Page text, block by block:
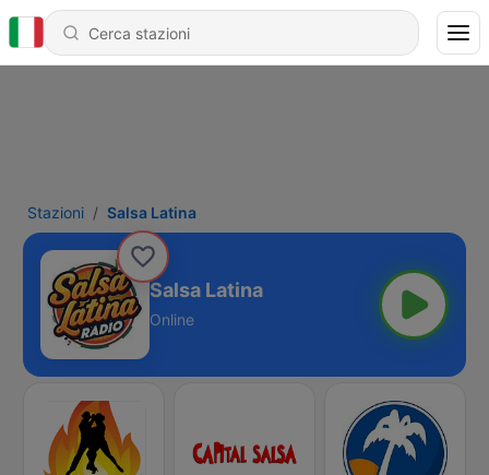
Stazioni Salsa Latina
Salsa Latina
Online